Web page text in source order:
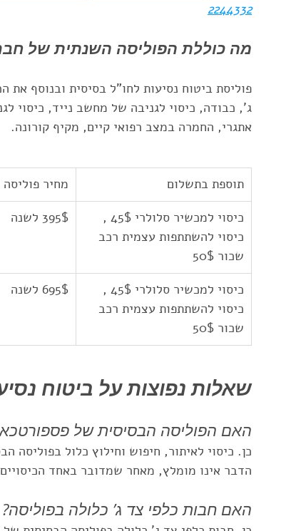
2244332
מה כוללת הפוליסה השנתית של
פוליסת ביטוח נסיעות לחו"ל בסיסית ובנוסף את
ג', כבודה, כיסוי לגניבה של מחשב נייד, כיסוי
אתגרי, החמרה במצב רפואי קיים, מקיף קורונה.
תוספת בתשלום מחיר
כיסוי למכשיר סלולרי 45$ ,
כיסוי להשתתפות עצמית רכב
שכור 50$
395$ לשנה
כיסוי למכשיר סלולרי 45$ ,
כיסוי להשתתפות עצמית רכב
שכור 50$
695$ לשנה
שאלות נפוצות על ביטוח
האם הפוליסה הבסיסית של
הדבר אינו מומלץ, מאחר שמדובר באחד
האם חבות כלפי צד ג’ כלולה בפוליסה?